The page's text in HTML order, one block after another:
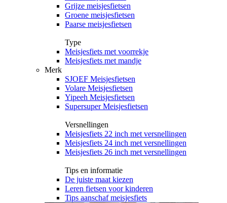
Grijze meisjesfietsen
Groene meisjesfietsen
Paarse meisjesfietsen
Type
Meisjesfiets met voorrekje
Meisjesfiets met mandje
Merk
SJOEF Meisjesfietsen
Volare Meisjesfietsen
Yipeeh Meisjesfietsen
Supersuper Meisjesfietsen
Versnellingen
Meisjesfiets 22 inch met versnellingen
Meisjesfiets 24 inch met versnellingen
Meisjesfiets 26 inch met versnellingen
Tips en informatie
De juiste maat kiezen
Leren fietsen voor kinderen
Tips aanschaf meisjesfiets